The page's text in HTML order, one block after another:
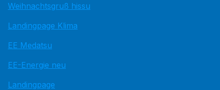
Weihnachtsgruß hissu
Landingpage Klima
EE Medatsu
EE-Energie neu
Landingpage